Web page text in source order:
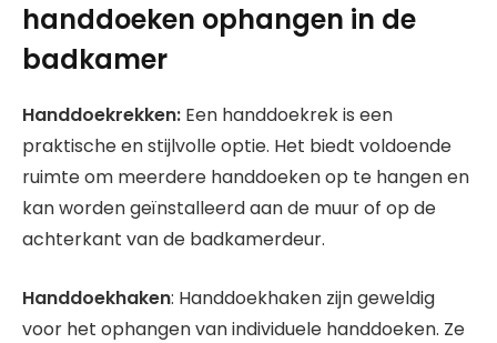
handdoeken ophangen in de
badkamer
Handdoekrekken: Een handdoekrek is een
praktische en stijlvolle optie. Het biedt voldoende
ruimte om meerdere handdoeken op te hangen en
kan worden geïnstalleerd aan de muur of op de
achterkant van de badkamerdeur.
Handdoekhaken: Handdoekhaken zijn geweldig
voor het ophangen van individuele handdoeken. Ze